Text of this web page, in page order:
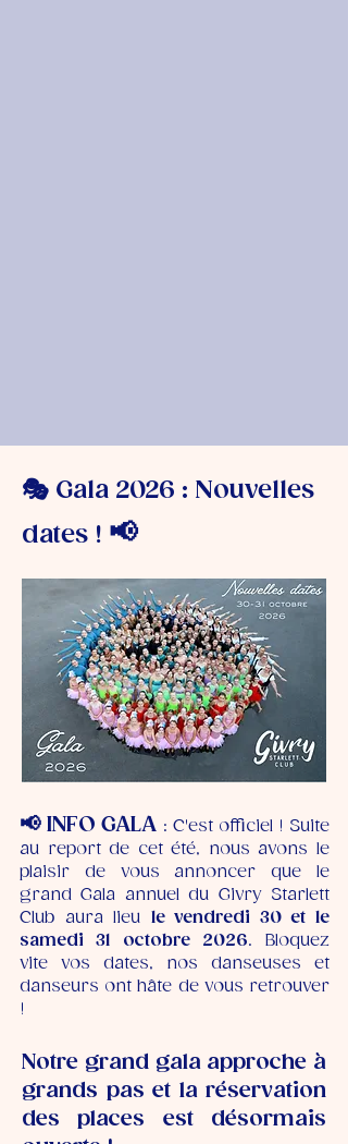
🎭 Gala 2026 : Nouvelles
dates ! 📢
📢 INFO GALA : C'est officiel ! Suite
au report de cet été, nous avons le
plaisir de vous annoncer que le
grand Gala annuel du Givry Starlett
Club aura lieu le vendredi 30 et le
samedi 31 octobre 2026. Bloquez
vite vos dates, nos danseuses et
danseurs ont hâte de vous retrouver
!
Notre grand gala approche à
grands pas et la réservation
des places est désormais